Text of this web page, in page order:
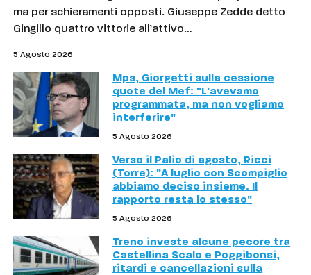
ma per schieramenti opposti. Giuseppe Zedde detto
Gingillo quattro vittorie all’attivo…
5 Agosto 2026
Mps, Giorgetti sulla cessione
quote del Mef: "L'avevamo
programmata, ma non vogliamo
interferire"
5 Agosto 2026
Verso il Palio di agosto, Ricci
(Torre): "A luglio con Scompiglio
abbiamo deciso insieme. Il
rapporto resta lo stesso"
5 Agosto 2026
Treno investe alcune pecore tra
Castellina Scalo e Poggibonsi,
ritardi e cancellazioni sulla